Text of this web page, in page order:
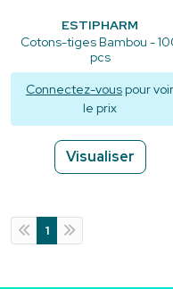
ESTIPHARM
Cotons-tiges Bambou -
pcs
Connectez-vous pour voir
le prix
Visualiser
1